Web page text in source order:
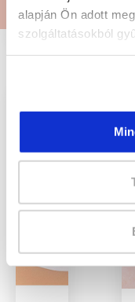
alapján Ön adott
szolgáltatásokból
Megnézem